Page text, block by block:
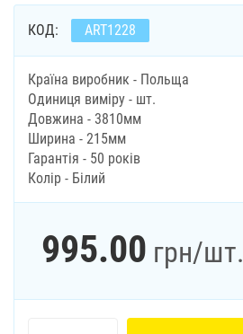
КОД: ART1228
Країна виробник - Польща
Одиниця виміру - шт.
Довжина - 3810мм
Ширина - 215мм
Гарантія - 50 років
Колір - Білий
995.00 грн/шт.